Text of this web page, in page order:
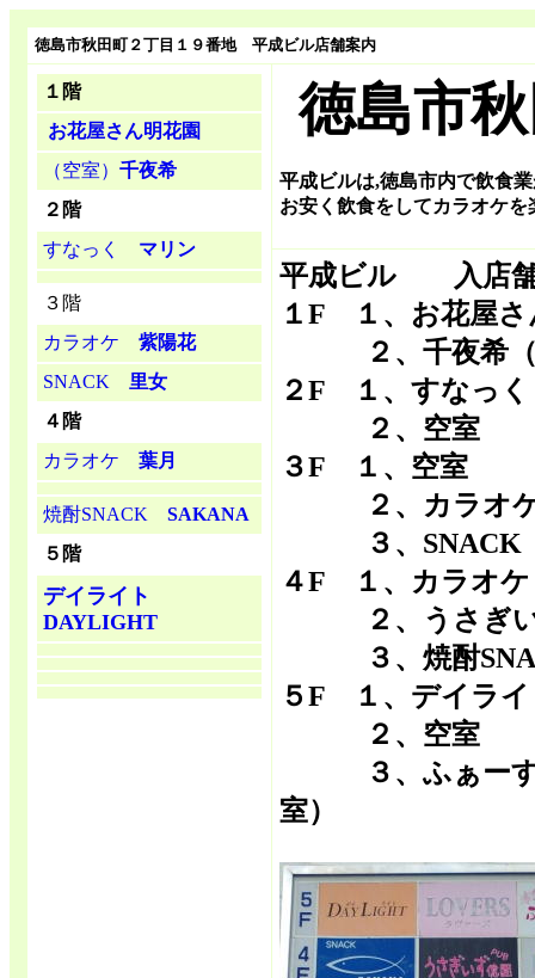
徳島市秋田町２丁目１９番地 平成ビル店舗案内
１階
お花屋さん明花園
（空室） 千夜希
２階
すなっく マリン
３階
カラオケ 紫陽花
SNACK 里女
４階
カラオケ 葉月
焼酎SNACK SAKANA
５階
デイライト
DAYLIGHT
徳島市
平成ビルは,徳島市内で飲食
お安く飲食をしてカラオケ
平成ビル 入店
１F １、お花屋
２、千夜希（
２F １、すなっ
２、空室
３F １、空室
２、カラオ
３、SNACK
４F １、カラオ
２、うさぎい
３、焼酎
５F １、デイラ
２、空室
３、ふぁーす
室）